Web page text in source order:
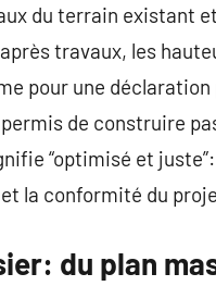
du terrain existant
travaux, les
pour une
de construire
“optimisé et
la conformité du
du plan